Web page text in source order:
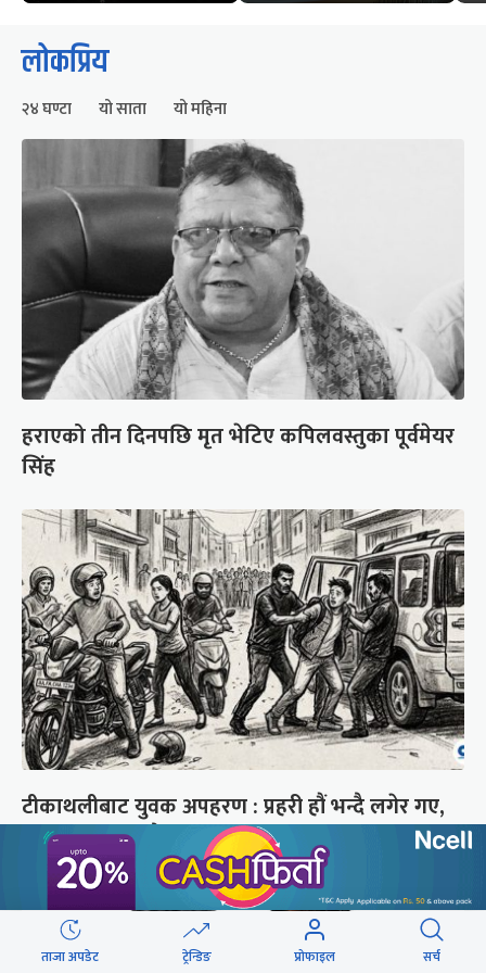
लोकप्रिय
२४ घण्टा यो साता यो महिना
हराएको तीन दिनपछि मृत भेटिए कपिलवस्तुका पूर्वमेयर
सिंह
टीकाथलीबाट युवक अपहरण : प्रहरी हौं भन्दै लगेर गए,
२० घण्टा बित्दा छैन अत्तोपत्तो
ताजा अपडेट ट्रेन्डिङ प्रोफाइल सर्च